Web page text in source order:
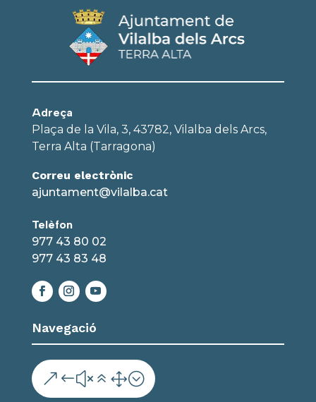
Adreça
Plaça de la Vila, 3, 43782, Vilalba dels Arcs,
Terra Alta (Tarragona)
Correu electrònic
ajuntament@vilalba.cat
Telèfon
977 43 80 02
977 43 83 48
Navegació
&#x61;